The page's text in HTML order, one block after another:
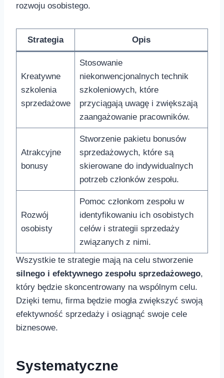
rozwoju osobistego.
Strategia Opis
Kreatywne
szkolenia
sprzedażowe
Stosowanie
‌niekonwencjonalnych‍ technik
szkoleniowych, ‍które
przyciągają uwagę i zwiększają
zaangażowanie​ pracowników.
Atrakcyjne
bonusy
Stworzenie pakietu bonusów
sprzedażowych, które są‌
skierowane do indywidualnych
potrzeb członków zespołu.
Rozwój
osobisty
Pomoc⁤ członkom zespołu ⁢w
identyfikowaniu ich‍ osobistych
celów i strategii sprzedaży
związanych z ⁤nimi.
Wszystkie te strategie mają na⁣ celu stworzenie ⁤
silnego ⁢i‌ efektywnego zespołu sprzedażowego,
który będzie skoncentrowany na wspólnym celu.
Dzięki temu, firma będzie ⁢mogła zwiększyć swoją
‌efektywność sprzedaży ⁢i osiągnąć swoje‍ cele‌
biznesowe.
Systematyczne